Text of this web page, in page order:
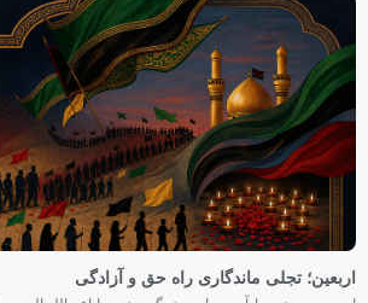
اربعین؛ تجلی ماندگاری راه حق و آزادگی